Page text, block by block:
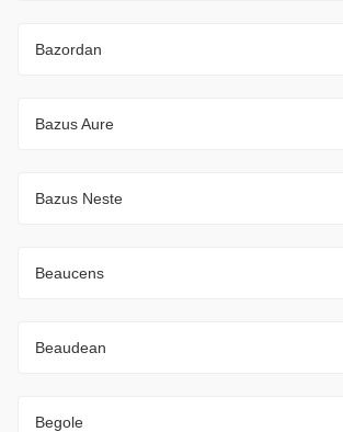
Bazordan
Bazus Aure
Bazus Neste
Beaucens
Beaudean
Begole